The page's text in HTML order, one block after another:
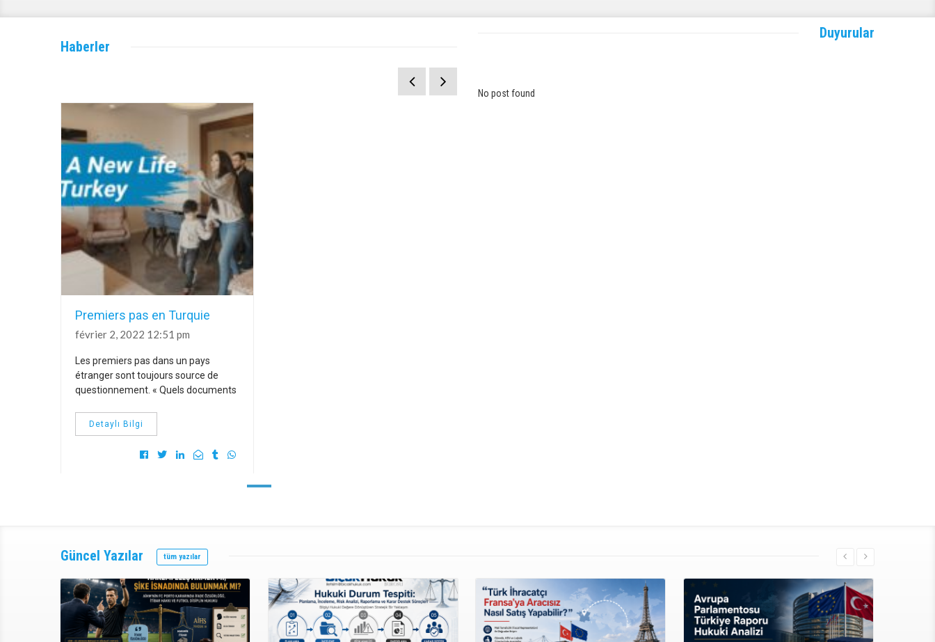
Haberler
Premiers pas en Turquie
février 2, 2022 12:51 pm
Les premiers pas dans un pays
étranger sont toujours source de
questionnement. « Quels documents
Detaylı Bilgi
Duyurular
No post found
Güncel Yazılar tüm yazılar
More Information